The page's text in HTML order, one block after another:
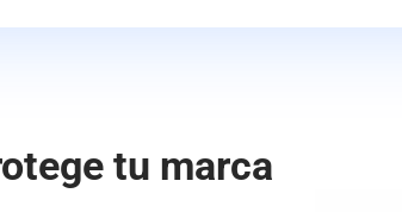
tu marca